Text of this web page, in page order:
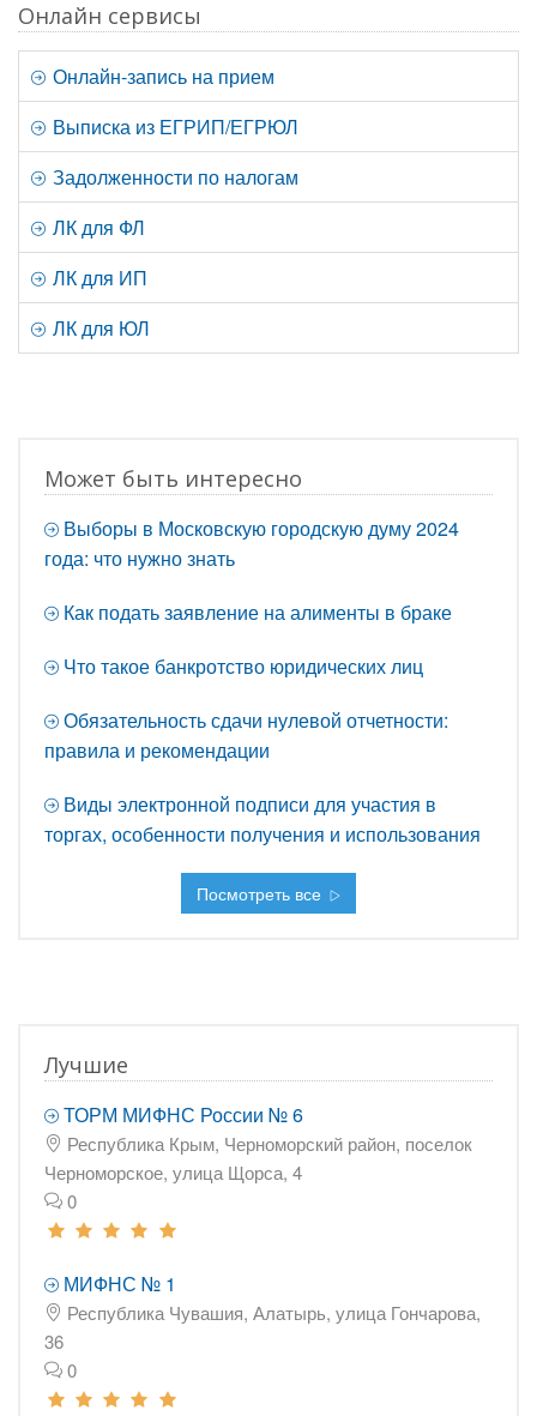
Онлайн сервисы
Онлайн-запись на прием
Выписка из ЕГРИП/ЕГРЮЛ
Задолженности по налогам
ЛК для ФЛ
ЛК для ИП
ЛК для ЮЛ
Может быть интересно
Выборы в Московскую городскую думу 2024
года: что нужно знать
Как подать заявление на алименты в браке
Что такое банкротство юридических лиц
Обязательность сдачи нулевой отчетности:
правила и рекомендации
Виды электронной подписи для участия в
торгах, особенности получения и использования
Посмотреть все
Лучшие
ТОРМ МИФНС России № 6
Республика Крым, Черноморский район, поселок
Черноморское, улица Щорса, 4
0
МИФНС № 1
Республика Чувашия, Алатырь, улица Гончарова,
36
0